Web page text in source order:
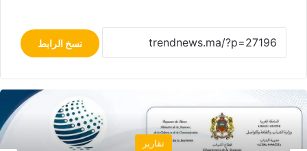
نسخ الرابط
تقارير